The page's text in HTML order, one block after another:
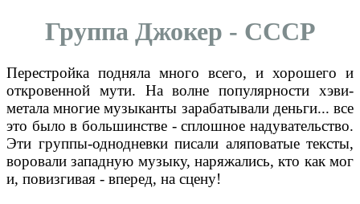
Группа Джокер - СССР
Перестройка подняла много всего, и хорошего и
откровенной мути. На волне популярности хэви-
метала многие музыканты зарабатывали деньги... все
это было в большинстве - сплошное надувательство.
Эти группы-однодневки писали аляповатые тексты,
воровали западную музыку, наряжались, кто как мог
и, повизгивая - вперед, на сцену!